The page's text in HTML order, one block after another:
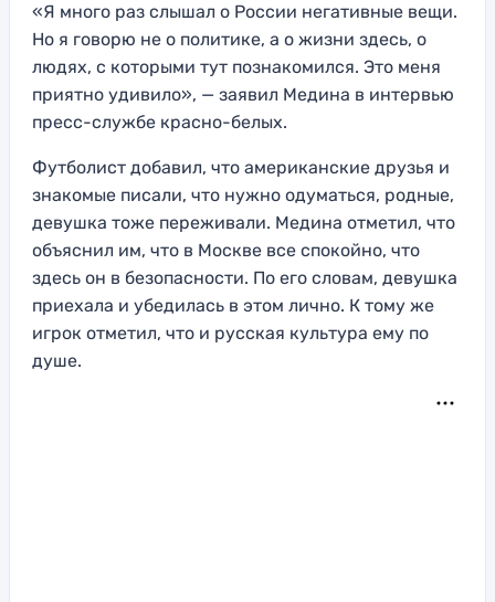
«Я много раз слышал о России негативные вещи.
Но я говорю не о политике, а о жизни здесь, о
людях, с которыми тут познакомился. Это меня
приятно удивило», — заявил Медина в интервью
пресс-службе красно-белых.
Футболист добавил, что американские друзья и
знакомые писали, что нужно одуматься, родные,
девушка тоже переживали. Медина отметил, что
объяснил им, что в Москве все спокойно, что
здесь он в безопасности. По его словам, девушка
приехала и убедилась в этом лично. К тому же
игрок отметил, что и русская культура ему по
душе.